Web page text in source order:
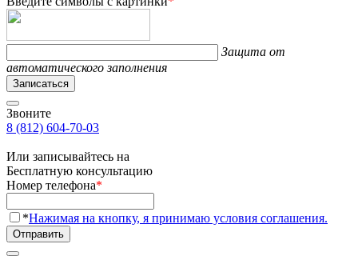
Защита от
автоматического заполнения
Записаться
Звоните
8 (812) 604-70-03
Или записывайтесь на
Бесплатную консультацию
Номер телефона*
*Нажимая на кнопку, я принимаю условия соглашения.
Отправить